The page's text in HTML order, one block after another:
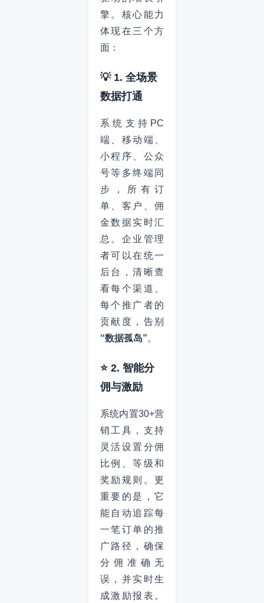
擎。核心能力
体现在三个方
面：
💡 1. 全场景
数据打通
系统支持PC
端、移动端、
小程序、公众
号等多终端同
步，所有订
单、客户、佣
金数据实时汇
总。企业管理
者可以在统一
后台，清晰查
看每个渠道、
每个推广者的
贡献度，告别
“数据孤岛”。
⭐ 2. 智能分
佣与激励
系统内置30+营
销工具，支持
灵活设置分佣
比例、等级和
奖励规则。更
重要的是，它
能自动追踪每
一笔订单的推
广路径，确保
分佣准确无
误，并实时生
成激励报表。